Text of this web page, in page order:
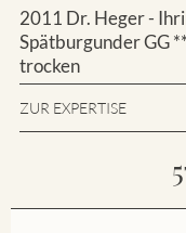
2011 Dr. Heger -
Spätburgunder GG
trocken
ZUR EXPERTISE